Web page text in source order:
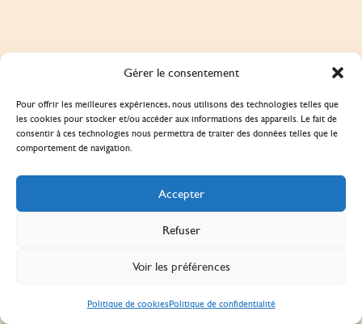
Gérer le consentement
Pour offrir les meilleures expériences, nous utilisons des technologies telles que
les cookies pour stocker et/ou accéder aux informations des appareils. Le fait de
consentir à ces technologies nous permettra de traiter des données telles que le
comportement de navigation.
Accepter
Refuser
Voir les préférences
Politique de cookiesPolitique de confidentialité